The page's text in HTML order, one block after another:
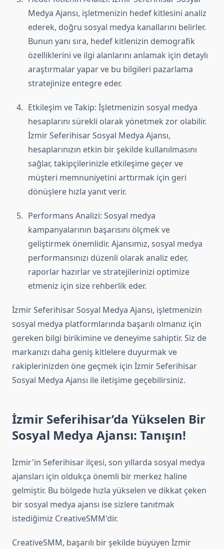
Medya Ajansı, işletmenizin hedef kitlesini analiz
ederek, doğru sosyal medya kanallarını belirler.
Bunun yanı sıra, hedef kitlenizin demografik
özelliklerini ve ilgi alanlarını anlamak için detaylı
araştırmalar yapar ve bu bilgileri pazarlama
stratejinize entegre eder.
Etkileşim ve Takip: İşletmenizin sosyal medya
hesaplarını sürekli olarak yönetmek zor olabilir.
İzmir Seferihisar Sosyal Medya Ajansı,
hesaplarınızın etkin bir şekilde kullanılmasını
sağlar, takipçilerinizle etkileşime geçer ve
müşteri memnuniyetini arttırmak için geri
dönüşlere hızla yanıt verir.
Performans Analizi: Sosyal medya
kampanyalarının başarısını ölçmek ve
geliştirmek önemlidir. Ajansımız, sosyal medya
performansınızı düzenli olarak analiz eder,
raporlar hazırlar ve stratejilerinizi optimize
etmeniz için size rehberlik eder.
İzmir Seferihisar Sosyal Medya Ajansı, işletmenizin
sosyal medya platformlarında başarılı olmanız için
gereken bilgi birikimine ve deneyime sahiptir. Siz de
markanızı daha geniş kitlelere duyurmak ve
rakiplerinizden öne geçmek için İzmir Seferihisar
Sosyal Medya Ajansı ile iletişime geçebilirsiniz.
İzmir Seferihisar’da Yükselen Bir
Sosyal Medya Ajansı: Tanışın!
İzmir'in Seferihisar ilçesi, son yıllarda sosyal medya
ajansları için oldukça önemli bir merkez haline
gelmiştir. Bu bölgede hızla yükselen ve dikkat çeken
bir sosyal medya ajansı ise sizlere tanıtmak
istediğimiz CreativeSMM'dir.
CreativeSMM, başarılı bir şekilde büyüyen İzmir